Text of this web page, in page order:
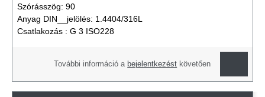
Szórásszög: 90
Anyag DIN__jelölés: 1.4404/316L
Csatlakozás : G 3 ISO228
További információ a bejelentkezést követően